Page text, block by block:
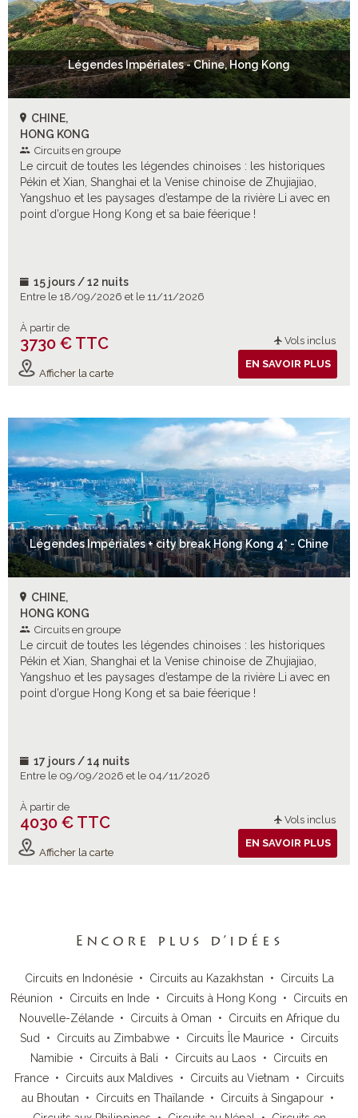
Légendes Impériales - Chine, Hong Kong
CHINE,
HONG KONG
Circuits en groupe
Le circuit de toutes les légendes chinoises : les historiques
Pékin et Xian, Shanghai et la Venise chinoise de Zhujiajiao,
Yangshuo et les paysages d’estampe de la rivière Li avec en
point d’orgue Hong Kong et sa baie féerique !
15 jours / 12 nuits
Entre le 18/09/2026 et le 11/11/2026
À partir de
3730 € TTC Vols inclus
Afficher la carte
EN SAVOIR PLUS
Légendes Impériales + city break Hong Kong 4* - Chine
CHINE,
HONG KONG
Circuits en groupe
Le circuit de toutes les légendes chinoises : les historiques
Pékin et Xian, Shanghai et la Venise chinoise de Zhujiajiao,
Yangshuo et les paysages d’estampe de la rivière Li avec en
point d’orgue Hong Kong et sa baie féerique !
17 jours / 14 nuits
Entre le 09/09/2026 et le 04/11/2026
À partir de
4030 € TTC Vols inclus
Afficher la carte
EN SAVOIR PLUS
Encore plus d’idées
Circuits en Indonésie• Circuits au Kazakhstan • Circuits La
Réunion • Circuits en Inde • Circuits à Hong Kong • Circuits en
Nouvelle-Zélande• Circuits à Oman • Circuits en Afrique du
Sud • Circuits au Zimbabwe• Circuits Île Maurice• Circuits
Namibie • Circuits à Bali • Circuits au Laos • Circuits en
France• Circuits aux Maldives • Circuits au Vietnam • Circuits
au Bhoutan • Circuits en Thaïlande• Circuits à Singapour•